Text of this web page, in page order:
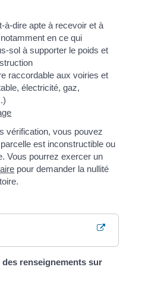
à-dire apte à recevoir et à
en ce qui
sol à supporter le poids et
raccordable aux voiries et
électricité, gaz,
vérification, vous pouvez
est inconstructible ou
Vous pourrez exercer un
pour demander la nullité
des renseignements sur